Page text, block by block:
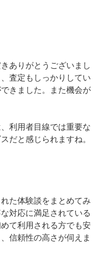
ありがとうございまし
査定もしっかりしてい
きました。また機会が
利用者目線では重要な
だと感じられますね。
た体験談をまとめてみ
対応に満足されている
て利用される方でも安
信頼性の高さが伺えま